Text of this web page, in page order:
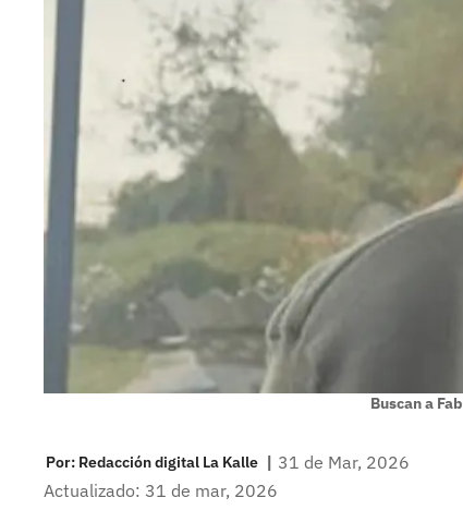
Buscan a
Por: Redacción digital La Kalle | 31 de Mar, 2026
Actualizado: 31 de mar, 2026